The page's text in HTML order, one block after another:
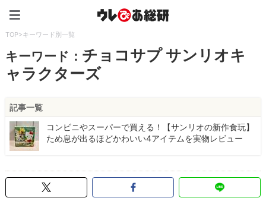
TOP>キーワード別一覧
キーワード： チョコサプ サンリオキ
ャラクターズ
記事一覧
コンビニやスーパーで買える！【サンリオの新作食玩】
ため息が出るほどかわいい4アイテムを実物レビュー